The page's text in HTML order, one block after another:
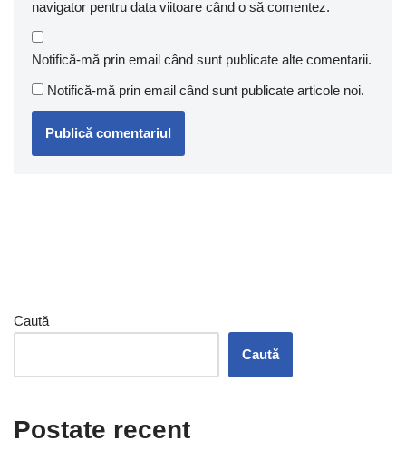
navigator pentru data viitoare când o să comentez.
Notifică-mă prin email când sunt publicate alte comentarii.
Notifică-mă prin email când sunt publicate articole noi.
Caută
Caută
Postate recent